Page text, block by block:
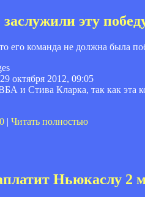
эту
его команда не должна была
29 октября 2012, 09:05
и Стива Кларка, так как эта
| Читать полностью
Ньюкаслу 2